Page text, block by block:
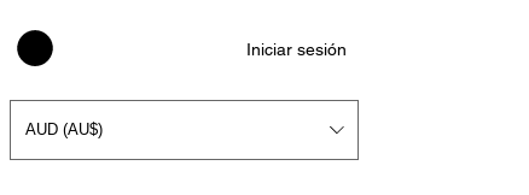
AUD (AU$)
Iniciar sesión